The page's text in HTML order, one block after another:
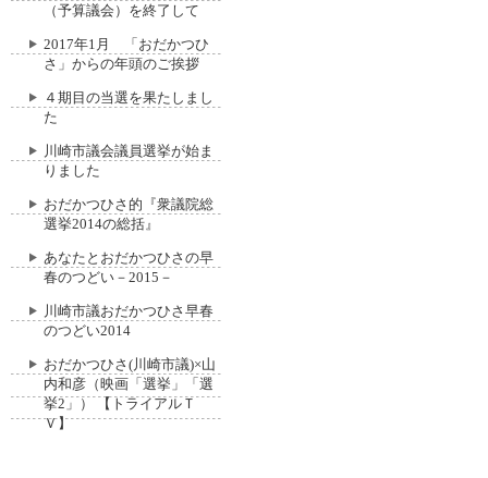
（予算議会）を終了して
2017年1月 「おだかつひ
さ」からの年頭のご挨拶
４期目の当選を果たしまし
た
川崎市議会議員選挙が始ま
りました
おだかつひさ的『衆議院総
選挙2014の総括』
あなたとおだかつひさの早
春のつどい－2015－
川崎市議おだかつひさ早春
のつどい2014
おだかつひさ(川崎市議)×山
内和彦（映画「選挙」「選
挙2」） 【トライアルＴ
Ｖ】